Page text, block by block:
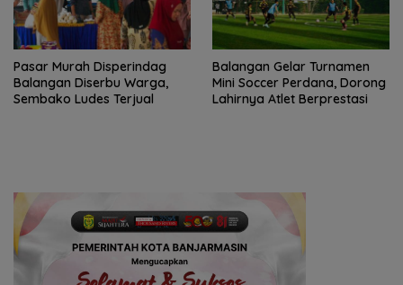
Pasar Murah Disperindag
Balangan Diserbu Warga,
Sembako Ludes Terjual
Balangan Gelar Turnamen
Mini Soccer Perdana, Dorong
Lahirnya Atlet Berprestasi